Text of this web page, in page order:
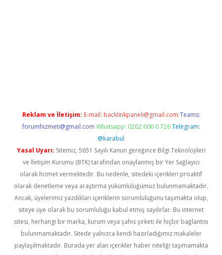
Reklam ve İletişim: E-mail: backlinkpaneli@gmail.com Teams:
forumhizmeti@gmail.com Whatsapp: 0262 606 0 726 Telegram:
@karabul
Yasal Uyarı: Sitemiz, 5651 Sayılı Kanun gereğince Bilgi Teknolojileri
ve İletişim Kurumu (BTK) tarafından onaylanmış bir Yer Sağlayıcı
olarak hizmet vermektedir. Bu nedenle, sitedeki içerikleri proaktif
olarak denetleme veya araştırma yükümlülüğümüz bulunmamaktadır.
Ancak, üyelerimiz yazdıkları içeriklerin sorumluluğunu taşımakta olup,
siteye üye olarak bu sorumluluğu kabul etmiş sayılırlar. Bu internet
sitesi, herhangi bir marka, kurum veya şahıs şirketi ile hiçbir bağlantısı
bulunmamaktadır. Sitede yalnızca kendi hazırladığımız makaleler
paylaşılmaktadır. Burada yer alan içerikler haber niteliği taşımamakta